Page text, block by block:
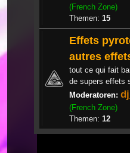
(French Zone)
Themen: 15
Effets
autres
tout ce qui fait
de supers effets
Moderatoren:
(French Zone)
Themen: 12